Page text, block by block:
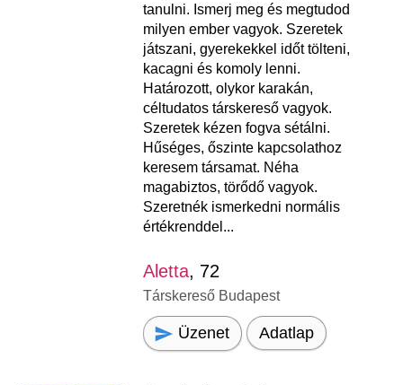
tanulni. Ismerj meg és megtudod
milyen ember vagyok. Szeretek
játszani, gyerekekkel időt tölteni,
kacagni és komoly lenni.
Határozott, olykor karakán,
céltudatos társkereső vagyok.
Szeretek kézen fogva sétálni.
Hűséges, őszinte kapcsolathoz
keresem társamat. Néha
magabiztos, törődő vagyok.
Szeretnék ismerkedni normális
értékrenddel...
Aletta, 72
Társkereső Budapest
Üzenet Adatlap